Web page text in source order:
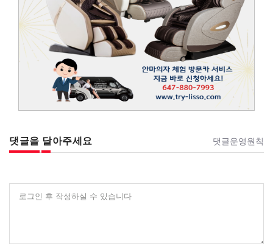
댓글을 달아주세요 댓글운영원칙
로그인 후 작성하실 수 있습니다